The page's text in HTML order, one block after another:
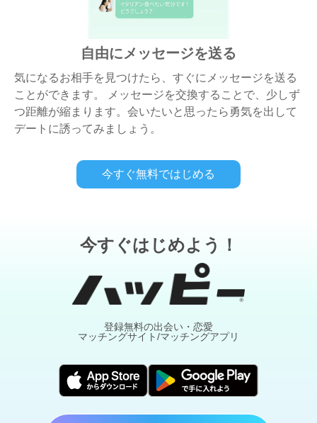
自由にメッセージを送る
気になるお相手を見つけたら、すぐにメッセージを送る
ことができます。 メッセージを交換することで、少しず
つ距離が縮まります。会いたいと思ったら勇気を出して
デートに誘ってみましょう。
今すぐ無料ではじめる
今すぐはじめよう！
登録無料の出会い・恋愛
マッチングサイト/マッチングアプリ